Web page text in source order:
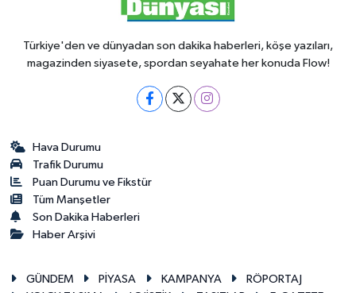
Türkiye'den ve dünyadan son dakika haberleri, köşe yazıları,
magazinden siyasete, spordan seyahate her konuda Flow!
Hava Durumu
Trafik Durumu
Puan Durumu ve Fikstür
Tüm Manşetler
Son Dakika Haberleri
Haber Arşivi
GÜNDEM PİYASA KAMPANYA
RÖPORTAJ